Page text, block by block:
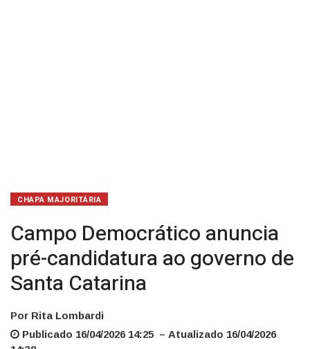
CHAPA MAJORITÁRIA
Campo Democrático anuncia
pré-candidatura ao governo de
Santa Catarina
Por Rita Lombardi
Publicado 16/04/2026 14:25 – Atualizado 16/04/2026